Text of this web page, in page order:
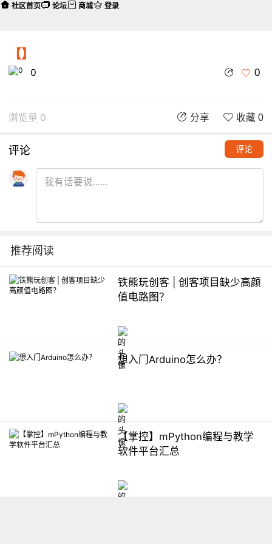
【】
0 0
浏览量 0 分享 收藏 0
评论 评论
推荐阅读
铁熊玩创客 | 创客项目缺少高颜
值电路图？
想入门Arduino怎么办？
【掌控】mPython编程与教学
软件平台汇总
社区首页 论坛 商城 登录